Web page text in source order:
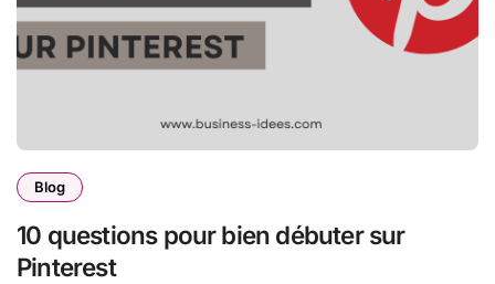
Blog
10 questions pour bien débuter sur
Pinterest